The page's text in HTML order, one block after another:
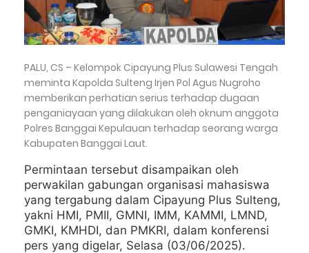
PALU, CS – Kelompok Cipayung Plus Sulawesi Tengah
meminta Kapolda Sulteng Irjen Pol Agus Nugroho
memberikan perhatian serius terhadap dugaan
penganiayaan yang dilakukan oleh oknum anggota
Polres Banggai Kepulauan terhadap seorang warga
Kabupaten Banggai Laut.
Permintaan tersebut disampaikan oleh
perwakilan gabungan organisasi mahasiswa
yang tergabung dalam Cipayung Plus Sulteng,
yakni HMI, PMII, GMNI, IMM, KAMMI, LMND,
GMKI, KMHDI, dan PMKRI, dalam konferensi
pers yang digelar, Selasa (03/06/2025).